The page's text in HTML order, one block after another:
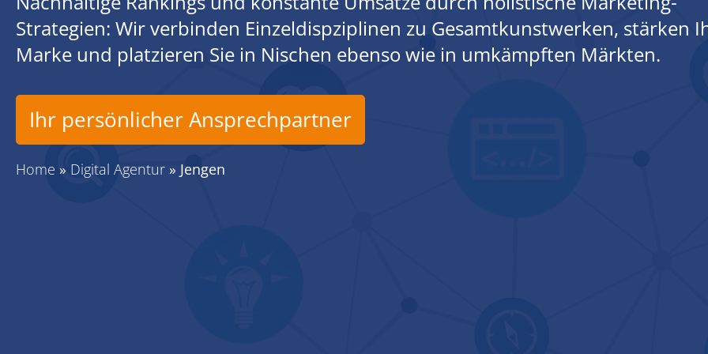
Strategien: Wir verbinden Einzeldispziplinen zu Gesamtkunstwerken, stärken
Marke und platzieren Sie in Nischen ebenso wie in umkämpften Märkten.
Ihr persönlicher Ansprechpartner
Home » Digital Agentur » Jengen